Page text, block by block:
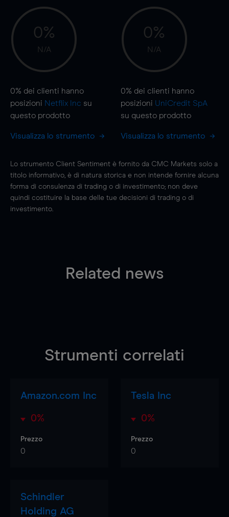
0%
N/A
0% dei clienti hanno
posizioni Netflix Inc su
questo prodotto
Visualizza lo strumento
0%
N/A
0% dei clienti hanno
posizioni UniCredit SpA
su questo prodotto
Visualizza lo strumento
Lo strumento Client Sentiment è fornito da CMC Markets solo a
titolo informativo, è di natura storica e non intende fornire alcuna
forma di consulenza di trading o di investimento; non deve
quindi costituire la base delle tue decisioni di trading o di
investimento.
Related news
Strumenti correlati
Amazon.com Inc
0%
Prezzo
0
Tesla Inc
0%
Prezzo
0
Schindler
Holding AG